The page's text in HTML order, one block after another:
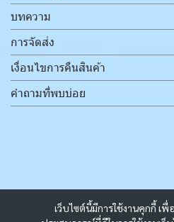
เว็บไซต์นี้มีการใช้งานคุกกี้ เ
บทความ
การจัดส่ง
เงื่อนไขการคืนสินค้า
คำถามที่พบบ่อย